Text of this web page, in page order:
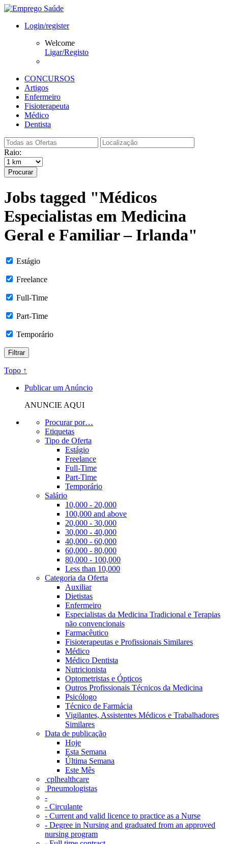
Login/register
Welcome
Ligar/Registo
CONCURSOS
Artigos
Enfermeiro
Fisioterapeuta
Médico
Dentista
Raio:
Procurar
Jobs tagged "Médicos
Especialistas em Medicina
Geral e Familiar – Irlanda"
Estágio
Freelance
Full-Time
Part-Time
Temporário
Topo ↑
Publicar um Anúncio
ANUNCIE AQUI
Procurar por…
Etiquetas
Tipo de Oferta
Estágio
Freelance
Full-Time
Part-Time
Temporário
Salário
10,000 - 20,000
100,000 and above
20,000 - 30,000
30,000 - 40,000
40,000 - 60,000
60,000 - 80,000
80,000 - 100,000
Less than 10,000
Categoria da Oferta
Auxiliar
Dietistas
Enfermeiro
Especialistas da Medicina Tradicional e Terapias
não convencionais
Farmacêutico
Fisioterapeutas e Profissionais Similares
Médico
Médico Dentista
Nutricionista
Optometristas e Ópticos
Outros Profissionais Técnicos da Medicina
Psicólogo
Técnico de Farmácia
Vigilantes, Assistentes Médicos e Trabalhadores
Similares
Data de publicação
Hoje
Esta Semana
Última Semana
Este Mês
‎ cplhealthcare‬
Pneumologistas
-
- Circulante
- Current and valid licence to practice as a Nurse
- Degree in Nursing and graduated from an approved
nursing program